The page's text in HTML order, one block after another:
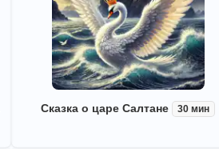
Сказка о царе Салтане 30 мин